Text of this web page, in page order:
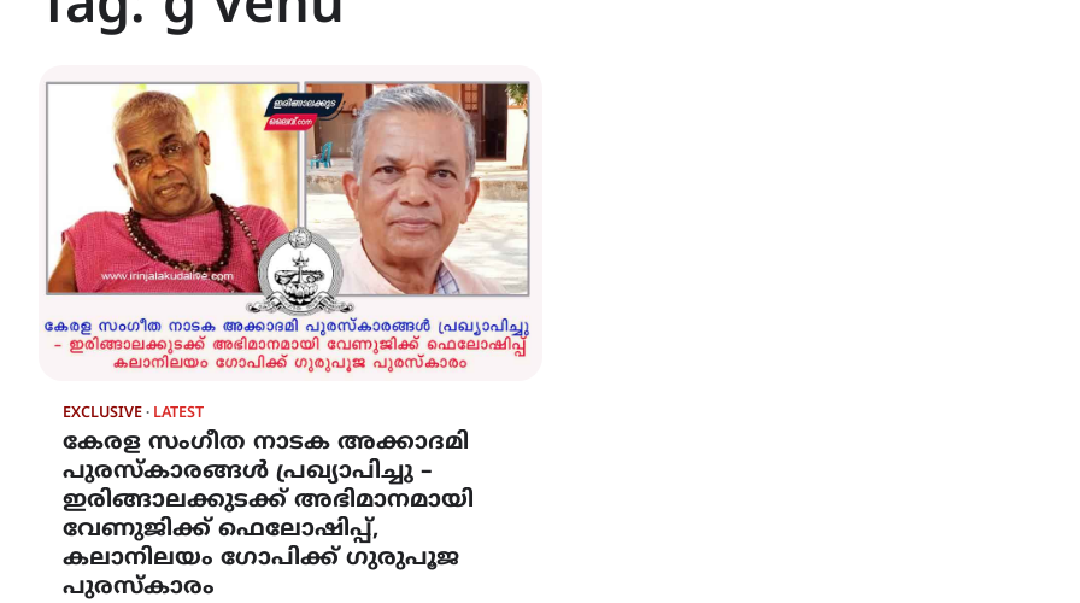
EXCLUSIVE LATEST
കേരള സംഗീത നാടക അക്കാദമി
പുരസ്‌കാരങ്ങള്‍ പ്രഖ്യാപിച്ചു –
ഇരിങ്ങാലക്കുടക്ക് അഭിമാനമായി
വേണുജിക്ക് ഫെലോഷിപ്പ്,
കലാനിലയം ഗോപിക്ക് ഗുരുപൂജ
പുരസ്‌കാരം